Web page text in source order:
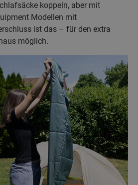
koppeln, aber mit
Modellen mit
ist das – für den extra
möglich.